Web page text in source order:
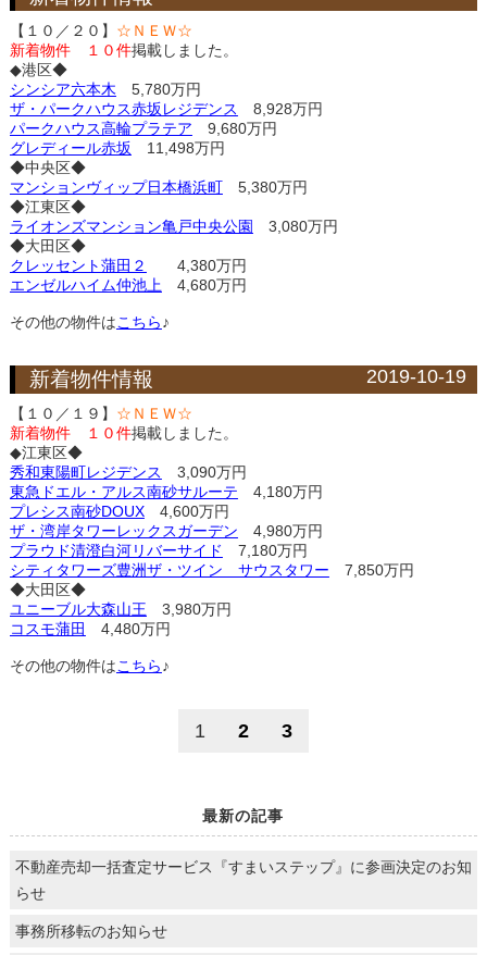
【１０／２０】 ☆ＮＥＷ☆
新着物件 １０件掲載しました。
◆港区◆
シンシア六本木 5,780万円
ザ・パークハウス赤坂レジデンス
8,928万円
パークハウス高輪プラテア 9,680万円
グレディール赤坂 11,498万円
◆中央区◆
マンションヴィップ日本橋浜町5,380万円
◆江東区◆
ライオンズマンション亀戸中央公園
3,080万円
◆大田区◆
クレッセント蒲田２
4,380万円
エンゼルハイム仲池上4,680万円
その他の物件はこちら♪
新着物件情報 2019-10-19
【１０／１９】 ☆ＮＥＷ☆
新着物件 １０件掲載しました。
◆江東区◆
秀和東陽町レジデンス
3,090万円
東急ドエル・アルス南砂サルーテ 4,180万円
プレシス南砂DOUX4,600万円
ザ・湾岸タワーレックスガーデン 4,980万円
プラウド清澄白河リバーサイド
7,180万円
シティタワーズ豊洲ザ・ツイン サウスタワー 7,850万円
◆大田区◆
ユニーブル大森山王 3,980万円
コスモ蒲田
4,480万円
その他の物件はこちら♪
1 2 3
最新の記事
不動産売却一括査定サービス『すまいステップ』に参画決定のお知
らせ
事務所移転のお知らせ